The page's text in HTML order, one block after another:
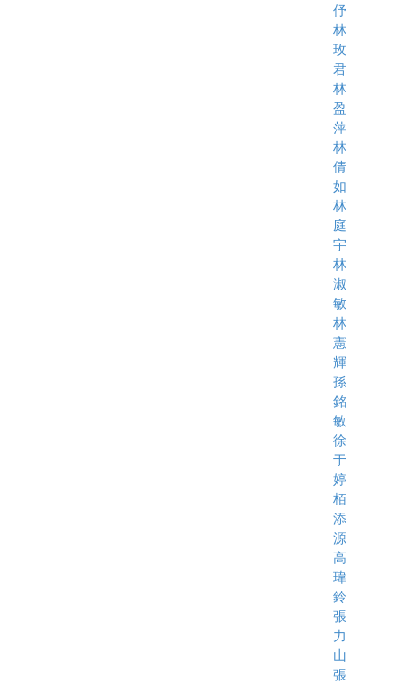
伃
林
玫
君
林
盈
萍
林
倩
如
林
庭
宇
林
淑
敏
林
憲
輝
孫
銘
敏
徐
于
婷
栢
添
源
高
瑋
鈴
張
力
山
張